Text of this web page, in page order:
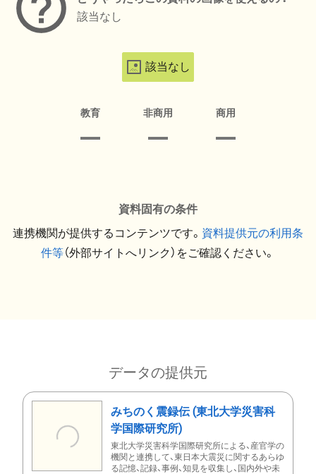
該当なし
該当なし
教育 非商用 商用
資料固有の条件
連携機関が提供するコンテンツです。 資料提供元の利用条
件等（外部サイトへリンク）をご確認ください。
データの提供元
みちのく震録伝 (東北大学災害科
学国際研究所)
東北大学災害科学国際研究所による、産官学の
機関と連携して、東日本大震災に関するあらゆ
る記憶、記録、事例、知見を収集し、国内外や未